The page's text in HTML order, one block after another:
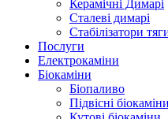
Керамічні Димарі
Сталеві димарі
Стабілізатори
Послуги
Електрокаміни
Біокаміни
Біопаливо
Підвісні біокаміни